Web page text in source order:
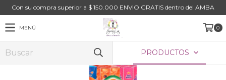
Con su compra superior a $ 150.000 ENVIO GRATIS dentro del AMBA
MENÚ 0
PRODUCTOS